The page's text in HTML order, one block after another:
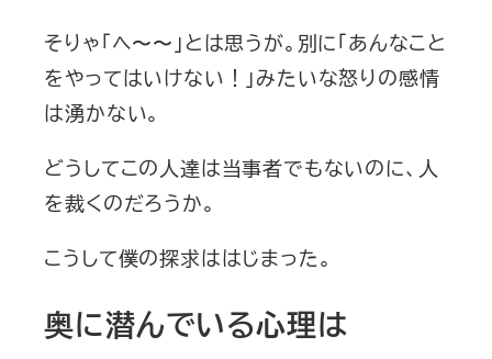
そりゃ「へ〜〜」とは思うが。別に「あんなこと
をやってはいけない！」みたいな怒りの感情
は湧かない。
どうしてこの人達は当事者でもないのに、人
を裁くのだろうか。
こうして僕の探求ははじまった。
奥に潜んでいる心理は